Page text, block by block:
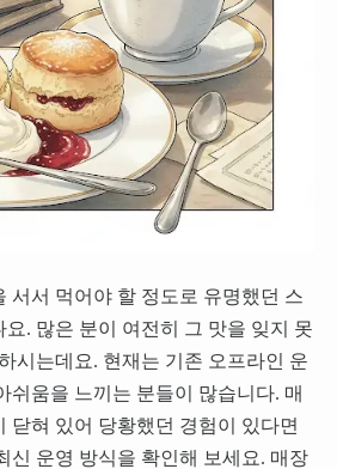
서서 먹어야 할 정도로 유명했던 스
. 많은 분이 여전히 그 맛을 잊지 못
시는데요. 현재는 기존 오프라인 운
쉬움을 느끼는 분들이 많습니다. 매
닫혀 있어 당황했던 경험이 있다면
신 운영 방식을 확인해 보세요. 매장